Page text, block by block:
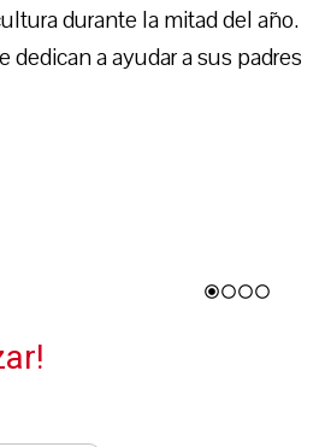
durante la mitad del año.
a ayudar a sus padres